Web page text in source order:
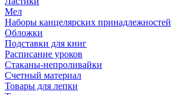
Мел
Наборы канцелярских принадлежностей
Обложки
Подставки для книг
Расписание уроков
Стаканы-непроливайки
Счетный материал
Товары для лепки